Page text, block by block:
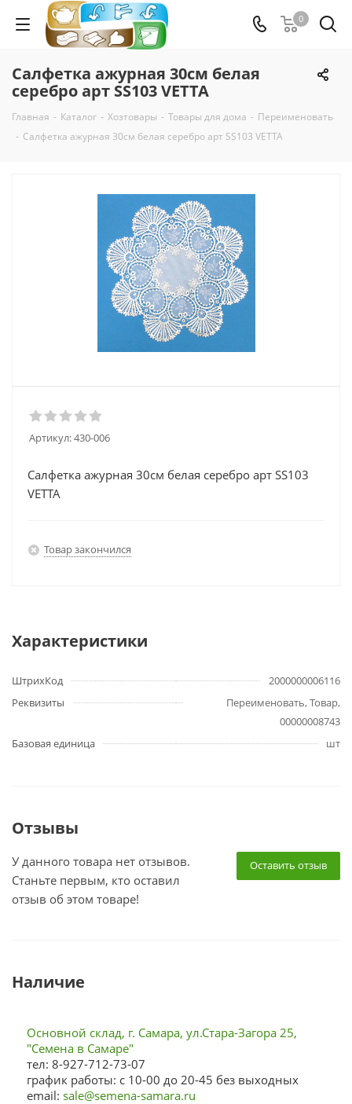
0
Салфетка ажурная 30см белая
серебро арт SS103 VETTA
Главная - Каталог - Хозтовары - Товары для дома - Переименовать
- Салфетка ажурная 30см белая серебро арт SS103 VETTA
Артикул:430-006
Салфетка ажурная 30см белая серебро арт SS103
VETTA
Товар закончился
Характеристики
ШтрихКод
2000000006116
Реквизиты
Переименовать, Товар,
00000008743
Базовая единица
шт
Отзывы
Оставить отзыв
У данного товара нет отзывов.
Станьте первым, кто оставил
отзыв об этом товаре!
Наличие
Основной склад, г. Самара, ул.Стара-Загора 25,
"Семена в Самаре"
тел: 8-927-712-73-07
график работы: с 10-00 до 20-45 без выходных
email: sale@semena-samara.ru